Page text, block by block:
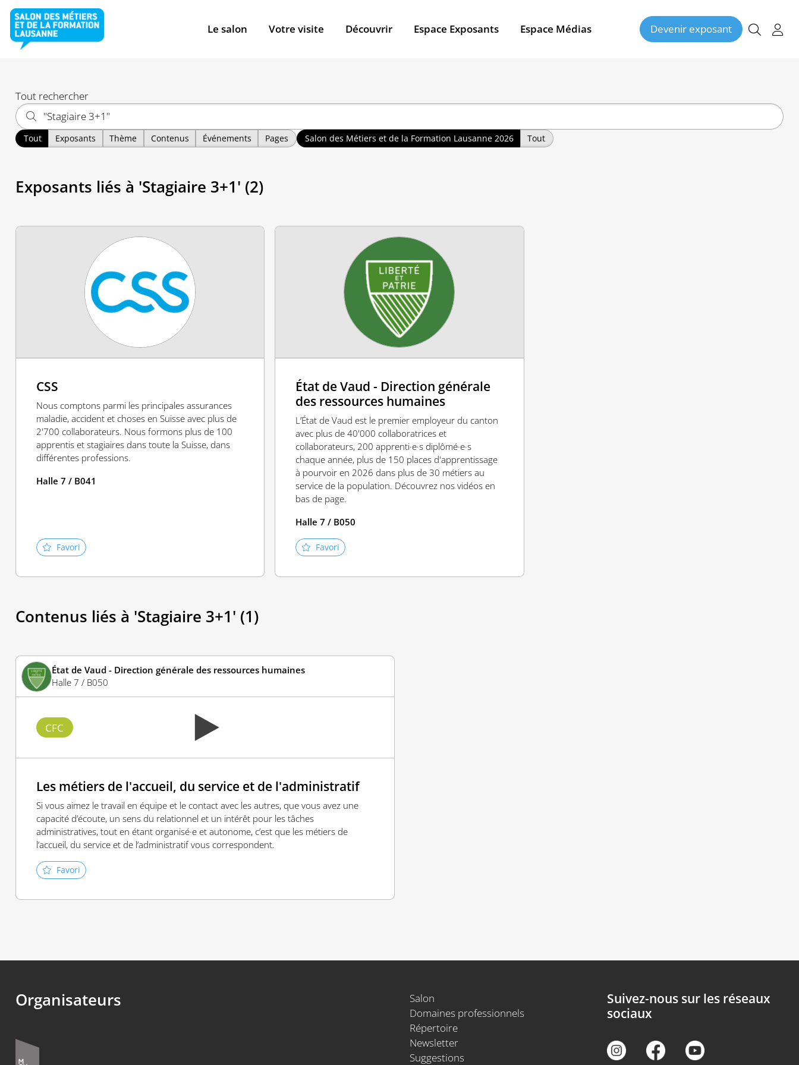
Le salon Votre visite Découvrir Espace Exposants Espace Médias Devenir exposant
Tout rechercher
Tout Exposants Thème Contenus Événements Pages Salon des Métiers et de la Formation Lausanne 2026 Tout
Exposants liés à 'Stagiaire 3+1' (2)
CSS
Nous comptons parmi les principales assurances
maladie, accident et choses en Suisse avec plus de
2'700 collaborateurs. Nous formons plus de 100
apprentis et stagiaires dans toute la Suisse, dans
différentes professions.
Halle 7 / B041
Favori
État de Vaud - Direction générale
des ressources humaines
L’État de Vaud est le premier employeur du canton
avec plus de 40'000 collaboratrices et
collaborateurs, 200 apprenti·e·s diplômé·e·s
chaque année, plus de 150 places d'apprentissage
à pourvoir en 2026 dans plus de 30 métiers au
service de la population. Découvrez nos vidéos en
bas de page.
Halle 7 / B050
Favori
Contenus liés à 'Stagiaire 3+1' (1)
État de Vaud - Direction générale des ressources humaines
Halle 7 / B050
CFC
Les métiers de l'accueil, du service et de l'administratif
Si vous aimez le travail en équipe et le contact avec les autres, que vous avez une
capacité d’écoute, un sens du relationnel et un intérêt pour les tâches
administratives, tout en étant organisé·e et autonome, c’est que les métiers de
l’accueil, du service et de l’administratif vous correspondent.
Favori
Organisateurs
Salon
Domaines professionnels
Répertoire
Newsletter
Suggestions
Suivez-nous sur les réseaux
sociaux